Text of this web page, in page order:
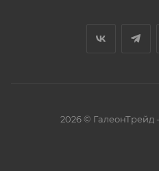
2026 © ГалеонТрейд